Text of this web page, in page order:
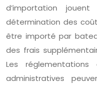
d’importation
détermination des
être importé par
des frais
Les
administratives